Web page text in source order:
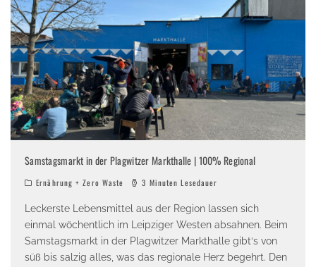
Samstagsmarkt in der Plagwitzer Markthalle | 100% Regional
Ernährung + Zero Waste 3 Minuten Lesedauer
Leckerste Lebensmittel aus der Region lassen sich
einmal wöchentlich im Leipziger Westen absahnen. Beim
Samstagsmarkt in der Plagwitzer Markthalle gibt‘s von
süß bis salzig alles, was das regionale Herz begehrt. Den